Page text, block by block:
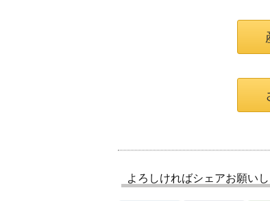
よろしければシェアお願い